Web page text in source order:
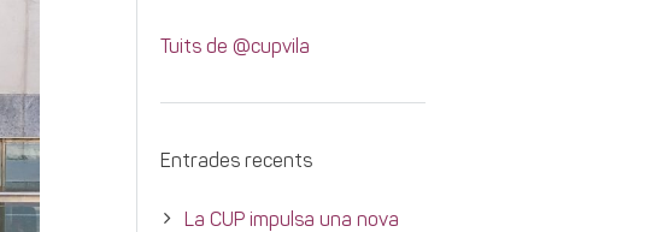
Tuits de @cupvila
Entrades recents
La CUP impulsa una nova